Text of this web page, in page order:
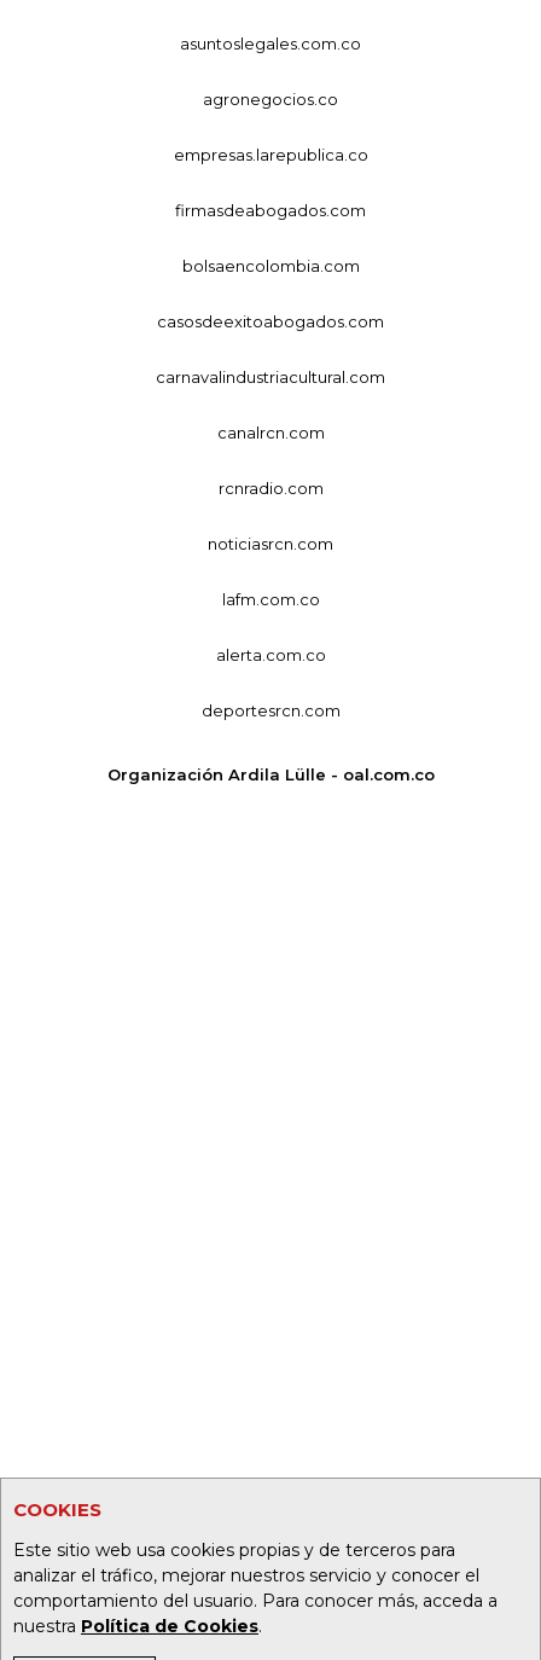
COOKIES
Este sitio web usa cookies propias y de terceros para
analizar el tráfico, mejorar nuestros servicio y conocer el
comportamiento del usuario. Para conocer más, acceda a
nuestra Política de Cookies.
asuntoslegales.com.co
agronegocios.co
empresas.larepublica.co
firmasdeabogados.com
bolsaencolombia.com
casosdeexitoabogados.com
carnavalindustriacultural.com
canalrcn.com
rcnradio.com
noticiasrcn.com
lafm.com.co
alerta.com.co
deportesrcn.com
Organización Ardila Lülle - oal.com.co